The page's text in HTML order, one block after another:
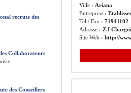
Ville › Ariana
Entreprise ›
Tel / Fax ›71941102
Adresse ›Z.I
Site Web ›http://
recrute des
Collaborateurs
des Conseillers